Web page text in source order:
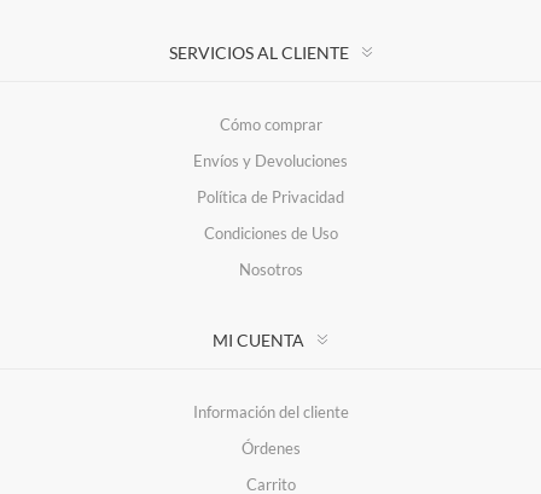
SERVICIOS AL CLIENTE
Cómo comprar
Envíos y Devoluciones
Política de Privacidad
Condiciones de Uso
Nosotros
MI CUENTA
Información del cliente
Órdenes
Carrito